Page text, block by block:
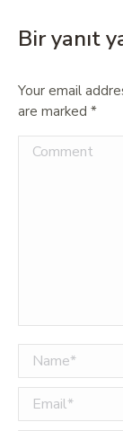
Bir yanıt
Your email
are marked *
Comment
Name *
Email *